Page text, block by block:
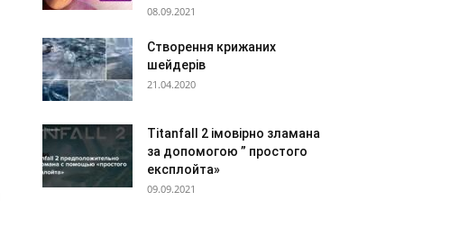
08.09.2021
Створення крижаних
шейдерів
21.04.2020
Titanfall 2 імовірно зламана
за допомогою ” простого
експлойта»
09.09.2021